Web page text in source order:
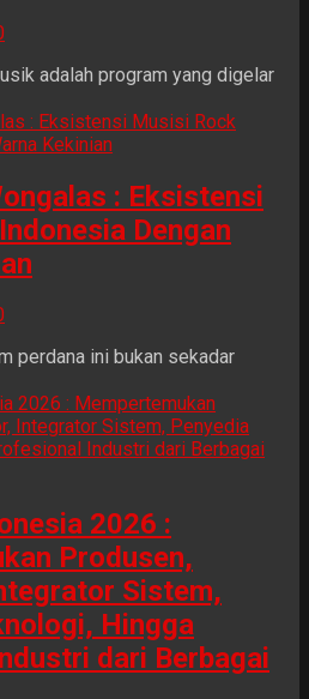
adalah program yang digelar
: Eksistensi
Dengan
perdana ini bukan sekadar
2026 :
Produsen,
Sistem,
Hingga
dari Berbagai